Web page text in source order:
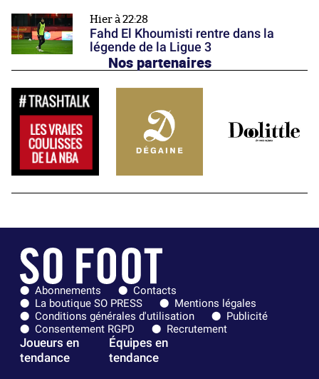
Hier à 22:28
Fahd El Khoumisti rentre dans la
légende de la Ligue 3
Nos partenaires
Abonnements
Contacts
La boutique SO PRESS
Mentions légales
Conditions générales d'utilisation
Publicité
Consentement RGPD
Recrutement
Joueurs en
tendance
Équipes en
tendance